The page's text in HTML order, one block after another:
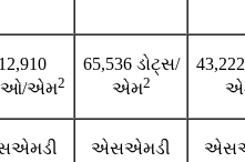
એમ2
65,536 ડોટ્સ/
એમ2
એસએમડી